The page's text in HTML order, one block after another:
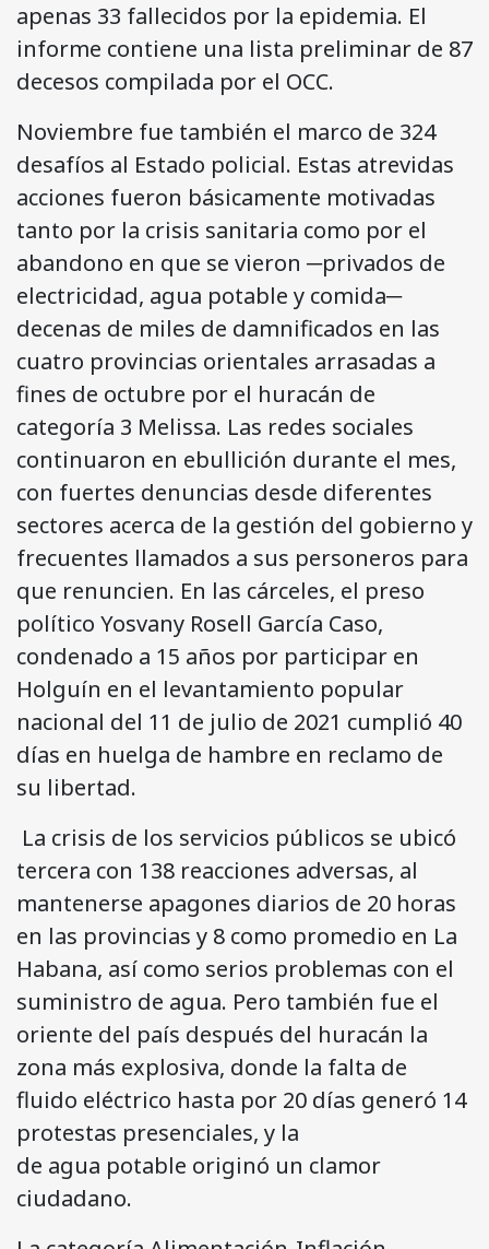
apenas 33 fallecidos por la epidemia. El
informe contiene una lista preliminar de 87
decesos compilada por el OCC.
Noviembre fue también el marco de 324
desafíos al Estado policial. Estas atrevidas
acciones fueron básicamente motivadas
tanto por la crisis sanitaria como por el
abandono en que se vieron ─privados de
electricidad, agua potable y comida─
decenas de miles de damnificados en las
cuatro provincias orientales arrasadas a
fines de octubre por el huracán de
categoría 3 Melissa. Las redes sociales
continuaron en ebullición durante el mes,
con fuertes denuncias desde diferentes
sectores acerca de la gestión del gobierno y
frecuentes llamados a sus personeros para
que renuncien. En las cárceles, el preso
político Yosvany Rosell García Caso,
condenado a 15 años por participar en
Holguín en el levantamiento popular
nacional del 11 de julio de 2021 cumplió 40
días en huelga de hambre en reclamo de
su libertad.
La crisis de los servicios públicos se ubicó
tercera con 138 reacciones adversas, al
mantenerse apagones diarios de 20 horas
en las provincias y 8 como promedio en La
Habana, así como serios problemas con el
suministro de agua. Pero también fue el
oriente del país después del huracán la
zona más explosiva, donde la falta de
fluido eléctrico hasta por 20 días generó 14
protestas presenciales, y la
de agua potable originó un clamor
ciudadano.